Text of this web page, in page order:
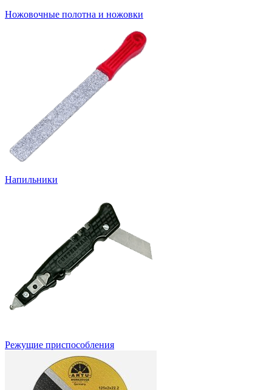
Ножовочные полотна и ножовки
Напильники
Режущие приспособления